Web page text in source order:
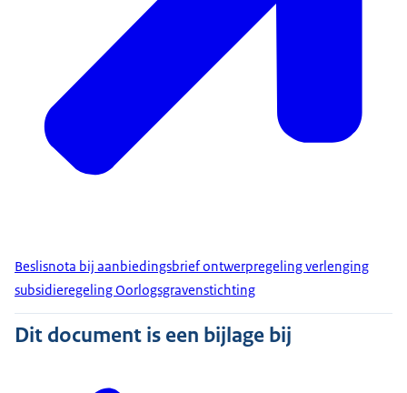
Beslisnota bij aanbiedingsbrief ontwerpregeling verlenging
subsidieregeling Oorlogsgravenstichting
Dit document is een bijlage bij